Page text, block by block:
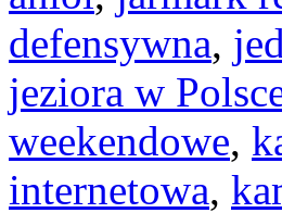
defensywna,
jeziora w
weekendowe,
internetowa,